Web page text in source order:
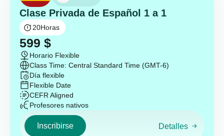
Clase Privada de Español 1 a 1
20Horas
599 $
Horario Flexible
Class Time: Central Standard Time (GMT-6)
Día flexible
Flexible Date
CEFR Aligned
Profesores nativos
Inscribirse Detalles